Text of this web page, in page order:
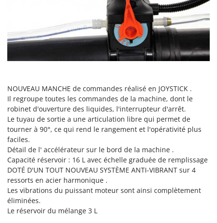
Scies alternatives à batterie
Scies de jardin télescopiques
Sécateurs électriques à batterie
Sécateurs et Échenilloirs manuels
Socs pour tracteur
Souffleurs aspirateurs pour Feuilles
Soufreuses - Poudreuses à dos
Soufreuses - Poudreuses pour tracteur
T
Taille-haies
Taille-haies à bras pour tracteur
Tarières
Tondeuses à Gazon
Italyco
ITM
K
KAAZ
Karcher
Kasco
Kemper
Keter
KitchenAid
Komo
L
Laica
NOUVEAU MANCHE de commandes réalisé en JOYSTICK .
Il regroupe toutes les commandes de la machine, dont le
robinet d'ouverture des liquides, l'interrupteur d'arrêt.
Le tuyau de sortie a une articulation libre qui permet de
tourner à 90°, ce qui rend le rangement et l'opérativité plus
faciles.
Détail de l' accélérateur sur le bord de la machine .
Capacité réservoir : 16 L avec échelle graduée de remplissage
DOTÉ D'UN TOUT NOUVEAU SYSTÈME ANTI-VIBRANT sur 4
ressorts en acier harmonique .
Les vibrations du puissant moteur sont ainsi complètement
éliminées.
Le réservoir du mélange 3 L